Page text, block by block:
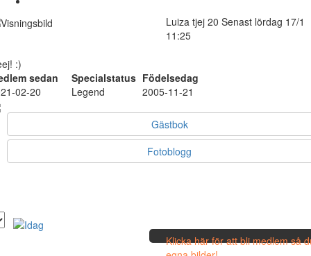
Luiza tjej 20 Senast lördag 17/1
11:25
:)
sedan
Specialstatus Födelsedag
02-20
Legend 2005-11-21
Gästbok
Fotoblogg
Klicka här för att bli medlem så